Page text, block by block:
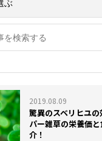
2019.08.09
驚異のスベリヒユ
パー雑草の栄養価
介！